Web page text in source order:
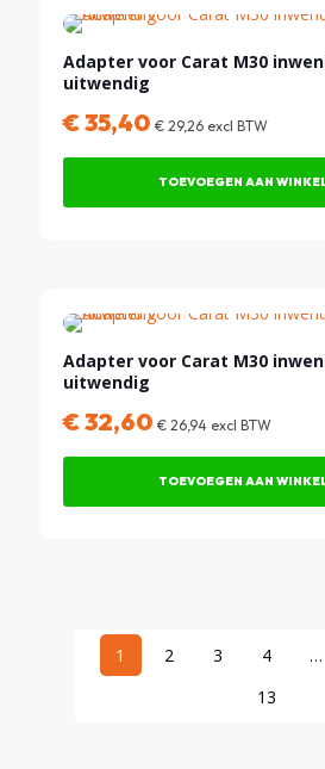
Adapter voor Carat M30
uitwendig
€35,40 € 29,26 excl BTW
TOEVOEGEN AAN
Adapter voor Carat M30
uitwendig
€32,60 € 26,94 excl BTW
TOEVOEGEN AAN
1 2 3 4 …
13